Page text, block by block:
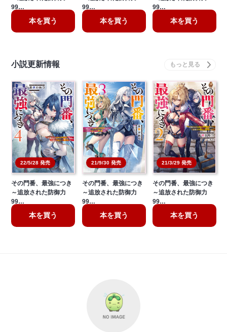
99…
本を買う
99…
本を買う
99…
本を買う
小説更新情報
22/5/28 発売
その門番、最強につき
～追放された防御力
99…
本を買う
21/9/30 発売
その門番、最強につき
～追放された防御力
99…
本を買う
21/3/29 発売
その門番、最強につき
～追放された防御力
99…
本を買う